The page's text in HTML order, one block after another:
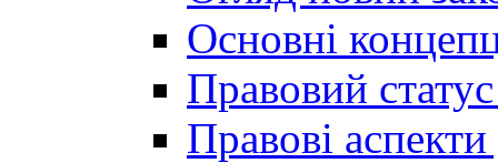
Основні
Правовий
Правові